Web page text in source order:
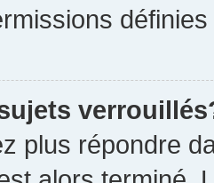
définies
plus répondre